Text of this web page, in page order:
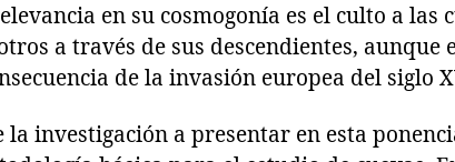
en su cosmogonía es el culto a las
a través de sus descendientes, aunque
de la invasión europea del siglo
investigación a presentar en esta